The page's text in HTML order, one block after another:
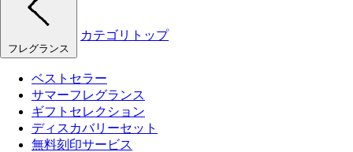
フレグランス
カテゴリトップ
ベストセラー
サマーフレグランス
ギフトセレクション
ディスカバリーセット
無料刻印サービス